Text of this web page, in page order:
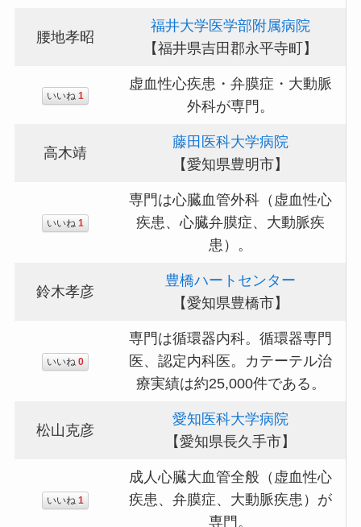
腰地孝昭
福井大学医学部附属病院
【福井県吉田郡永平寺町】
いいね 1
虚血性心疾患・弁膜症・大動脈
外科が専門。
高木靖
藤田医科大学病院
【愛知県豊明市】
いいね 1
専門は心臓血管外科（虚血性心
疾患、心臓弁膜症、大動脈疾
患）。
鈴木孝彦
豊橋ハートセンター
【愛知県豊橋市】
いいね 0
専門は循環器内科。循環器専門
医、認定内科医。カテーテル治
療実績は約25,000件である。
松山克彦
愛知医科大学病院
【愛知県長久手市】
いいね 1
成人心臓大血管全般（虚血性心
疾患、弁膜症、大動脈疾患）が
専門。